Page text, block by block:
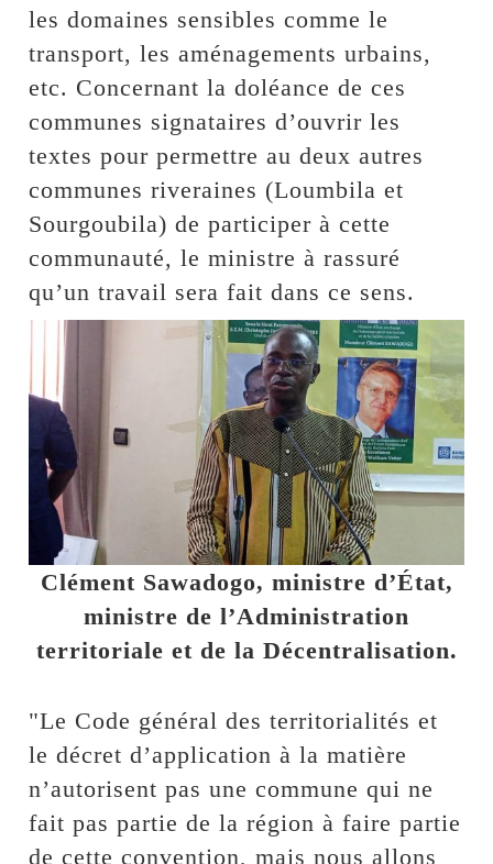
les domaines sensibles comme le
transport, les aménagements urbains,
etc. Concernant la doléance de ces
communes signataires d’ouvrir les
textes pour permettre au deux autres
communes riveraines (Loumbila et
Sourgoubila) de participer à cette
communauté, le ministre à rassuré
qu’un travail sera fait dans ce sens.
Clément Sawadogo, ministre d’État,
ministre de l’Administration
territoriale et de la Décentralisation.
"Le Code général des territorialités et
le décret d’application à la matière
n’autorisent pas une commune qui ne
fait pas partie de la région à faire partie
de cette convention, mais nous allons